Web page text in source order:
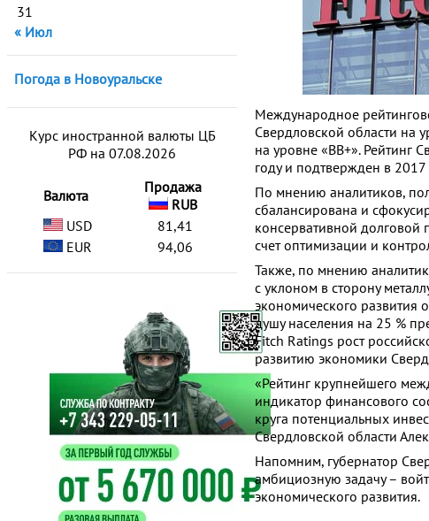
31
« Июл
Погода в Новоуральске
Курс иностранной валюты ЦБ
РФ на 07.08.2026
Валюта
Продажа
RUB
USD
81,41
EUR
94,06
Международное
Свердловской области на
на уровне «BB+». Рейтинг
году и подтвержден в 2017
По мнению аналитиков,
сбалансирована и
консервативной долговой
счет оптимизации и
Также, по мнению
с уклоном в сторону
экономического развития
душу населения на 25 %
Fitch Ratings рост
развитию экономики
«Рейтинг крупнейшего
индикатор финансового
круга потенциальных
Свердловской области
Напомним, губернатор
амбициозную задачу –
экономического развития.